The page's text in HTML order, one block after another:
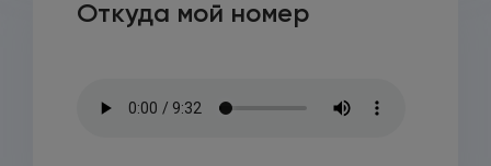
Откуда мой номер